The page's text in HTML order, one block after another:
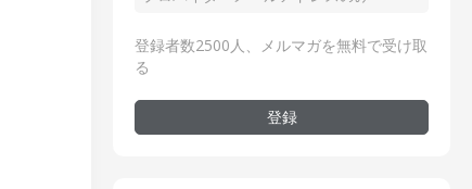
登録者数2500人、メルマガを無料で受け取
る
登録